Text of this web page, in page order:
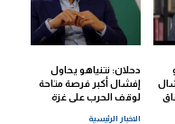
دحلان: نتنياهو يحاول
إفشال أكبر فرصة متاحة
لوقف الحرب على غزة
الاخبار الرئيسية